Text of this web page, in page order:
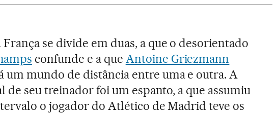
França se divide em duas, a que o desorientado
confunde e a que Antoine Griezmann
um mundo de distância entre uma e outra. A
de seu treinador foi um espanto, a que assumiu
o jogador do Atlético de Madrid teve os